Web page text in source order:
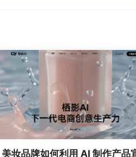
性、可展示），再通过图搜
方式，拆解其通过图片叙事
径。
机
坚期的一道保险，帮助卖家
美妆品牌如何利用 AI 制作产品